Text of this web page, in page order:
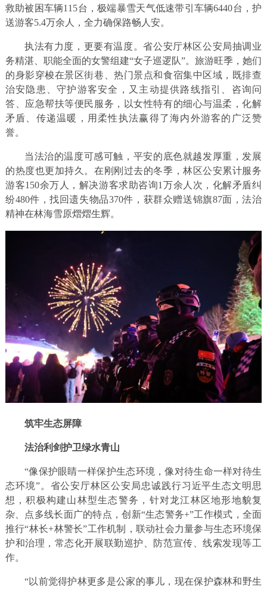
救助被困车辆115台，极端暴雪天气低速带引车辆6440台，护
送游客5.4万余人，全力确保路畅人安。
执法有力度，更要有温度。省公安厅林区公安局抽调业
务精湛、职能全面的女警组建“女子巡逻队”。旅游旺季，她们
的身影穿梭在景区街巷、热门景点和食宿集中区域，既排查
治安隐患、守护游客安全，又主动提供路线指引、咨询问
答、应急帮扶等便民服务，以女性特有的细心与温柔，化解
矛盾、传递温暖，用柔性执法赢得了海内外游客的广泛赞
誉。
当法治的温度可感可触，平安的底色就越发厚重，发展
的热度也更加持久。在刚刚过去的冬季，林区公安累计服务
游客150余万人，解决游客求助咨询1万余人次，化解矛盾纠
纷480件，找回遗失物品370件，获群众赠送锦旗87面，法治
精神在林海雪原熠熠生辉。
筑牢生态屏障
法治利剑护卫绿水青山
“像保护眼睛一样保护生态环境，像对待生命一样对待生
态环境”。省公安厅林区公安局忠诚践行习近平生态文明思
想，积极构建山林型生态警务，针对龙江林区地形地貌复
杂、点多线长面广的特点，创新“生态警务+”工作模式，全面
推行“林长+林警长”工作机制，联动社会力量参与生态环境保
护和治理，常态化开展联勤巡护、防范宣传、线索发现等工
作。
“以前觉得护林更多是公家的事儿，现在保护森林和野生